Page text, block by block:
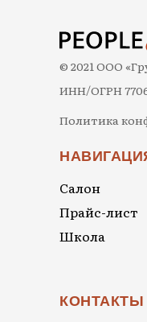
Политика
Салон
Прайс-лист
Школа
КОНТАКТЫ
© 2021 ООО
ИНН/ОГРН